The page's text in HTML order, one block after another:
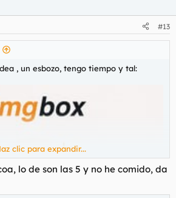
#13
, un esbozo, tengo tiempo y tal:
clic para expandir...
lo de son las 5 y no he comido, da